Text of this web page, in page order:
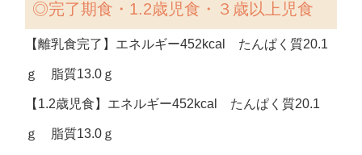
◎完了期食・1.2歳児食・３歳以上児食
【離乳食完了】エネルギー452kcal たんぱく質20.1
ｇ 脂質13.0ｇ
【1.2歳児食】エネルギー452kcal たんぱく質20.1
ｇ 脂質13.0ｇ